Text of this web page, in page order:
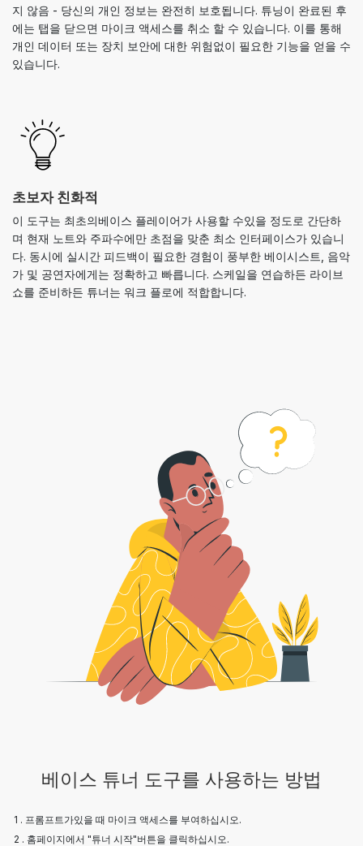
지 않음 - 당신의 개인 정보는 완전히 보호됩니다. 튜닝이 완료된 후
에는 탭을 닫으면 마이크 액세스를 취소 할 수 있습니다. 이를 통해
개인 데이터 또는 장치 보안에 대한 위험없이 필요한 기능을 얻을 수
있습니다.
초보자 친화적
이 도구는 최초의베이스 플레이어가 사용할 수있을 정도로 간단하
며 현재 노트와 주파수에만 초점을 맞춘 최소 인터페이스가 있습니
다. 동시에 실시간 피드백이 필요한 경험이 풍부한 베이시스트, 음악
가 및 공연자에게는 정확하고 빠릅니다. 스케일을 연습하든 라이브
쇼를 준비하든 튜너는 워크 플로에 적합합니다.
베이스 튜너 도구를 사용하는 방법
1 . 프롬프트가있을 때 마이크 액세스를 부여하십시오.
2 . 홈페이지에서 "튜너 시작"버튼을 클릭하십시오.